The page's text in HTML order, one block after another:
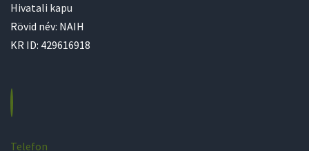
Hivatali kapu
Rövid név: NAIH
KR ID: 429616918
Telefon